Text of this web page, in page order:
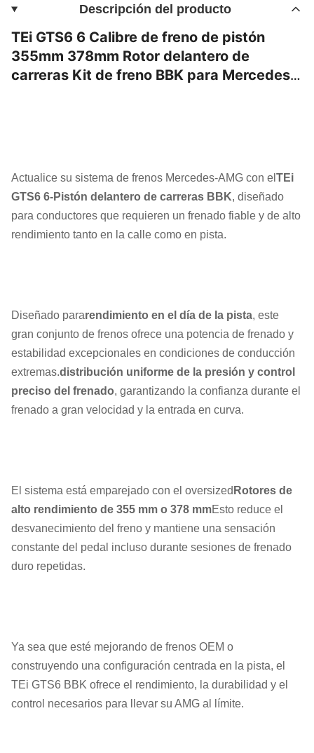
Descripción del producto
TEi GTS6 6 Calibre de freno de pistón
355mm 378mm Rotor delantero de
carreras Kit de freno BBK para Mercedes
Actualice su sistema de frenos Mercedes-AMG con el TEi
GTS6 6-Pistón delantero de carreras BBK, diseñado
para conductores que requieren un frenado fiable y de alto
rendimiento tanto en la calle como en pista.
Diseñado pararendimiento en el día de la pista, este
gran conjunto de frenos ofrece una potencia de frenado y
estabilidad excepcionales en condiciones de conducción
extremas.distribución uniforme de la presión y control
preciso del frenado, garantizando la confianza durante el
frenado a gran velocidad y la entrada en curva.
El sistema está emparejado con el oversized Rotores de
alto rendimiento de 355 mm o 378 mmEsto reduce el
desvanecimiento del freno y mantiene una sensación
constante del pedal incluso durante sesiones de frenado
duro repetidas.
Ya sea que esté mejorando de frenos OEM o
construyendo una configuración centrada en la pista, el
TEi GTS6 BBK ofrece el rendimiento, la durabilidad y el
control necesarios para llevar su AMG al límite.